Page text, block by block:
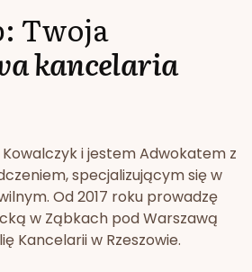
Twoja
kancelaria
Kowalczyk i jestem Adwokatem z
specjalizującym się w
Od 2017 roku prowadzę
w Ząbkach pod Warszawą
Kancelarii w Rzeszowie.